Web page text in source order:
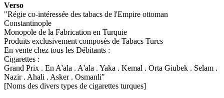
Verso
"Régie co-intéressée des tabacs de l'Empire ottoman
Constantinople
Monopole de la Fabrication en Turquie
Produits exclusivement composés de Tabacs Turcs
En vente chez tous les Débitants :
Cigarettes :
Grand Prix . En A'ala . A'ala . Yaka . Kemal . Orta Giubek . Selam .
Nazir . Ahali . Asker . Osmanli"
[Noms des divers types de cigarettes turques]